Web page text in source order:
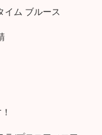
イム ブルース